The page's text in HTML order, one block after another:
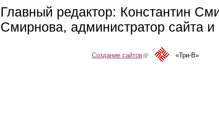
Главный редактор: Константин
Смирнова, администратор сайта
Создание сайтов(link is external)«Три-В»